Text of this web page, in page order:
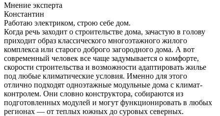
Мнение эксперта
Константин
Работаю электриком, строю себе дом.
Когда речь заходит о строительстве дома, зачастую в голову
приходит образ классического многоэтажного жилого
комплекса или старого доброго загородного дома. А вот
современный человек все чаще задумывается о комфорте,
скорости строительства и возможности адаптировать жилье
под любые климатические условия. Именно для этого
отлично подходят одноэтажные модульные дома с климат-
контролем. Они словно конструктора, собираются из
подготовленных модулей и могут функционировать в любых
регионах — от теплых южных до суровых северных.